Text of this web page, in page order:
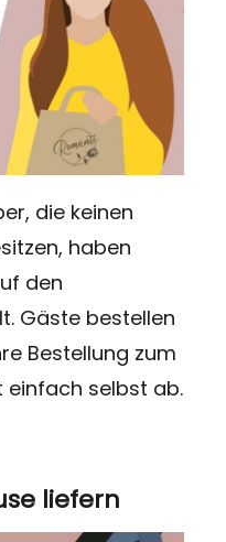
die keinen
haben
den
Gäste bestellen
Bestellung zum
einfach selbst ab.
liefern